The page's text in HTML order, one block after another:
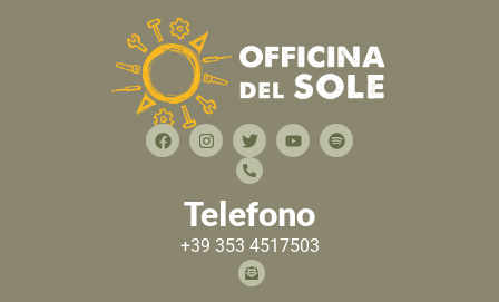
Telefono
+39 353 4517503